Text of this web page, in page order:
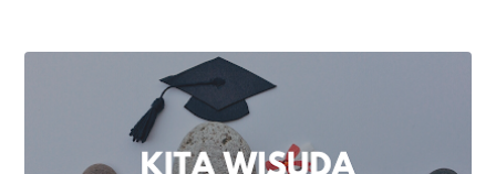
i
t
a
r
m